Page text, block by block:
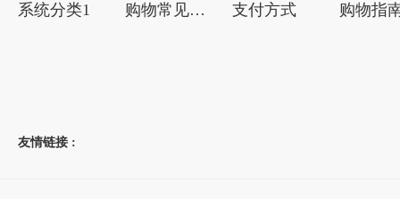
系统分类1 购物常见问题 支付方式 购物指
友情链接 :